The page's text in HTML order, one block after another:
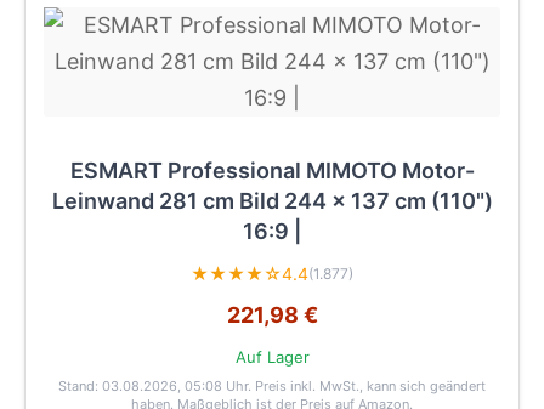
ESMART Professional MIMOTO Motor-
Leinwand 281 cm Bild 244 x 137 cm (110")
16:9 |
★★★★☆4.4(1.877)
221,98 €
Auf Lager
Stand: 03.08.2026, 05:08 Uhr. Preis inkl. MwSt., kann sich geändert
haben. Maßgeblich ist der Preis auf Amazon.